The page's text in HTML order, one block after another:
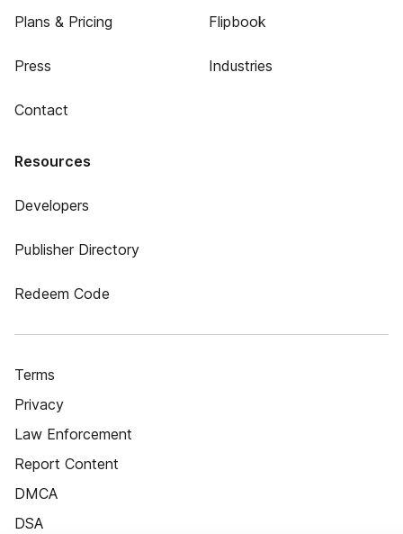
Plans & Pricing
Press
Contact
Flipbook
Industries
Resources
Developers
Publisher Directory
Redeem Code
Terms
Privacy
Law Enforcement
Report Content
DMCA
DSA